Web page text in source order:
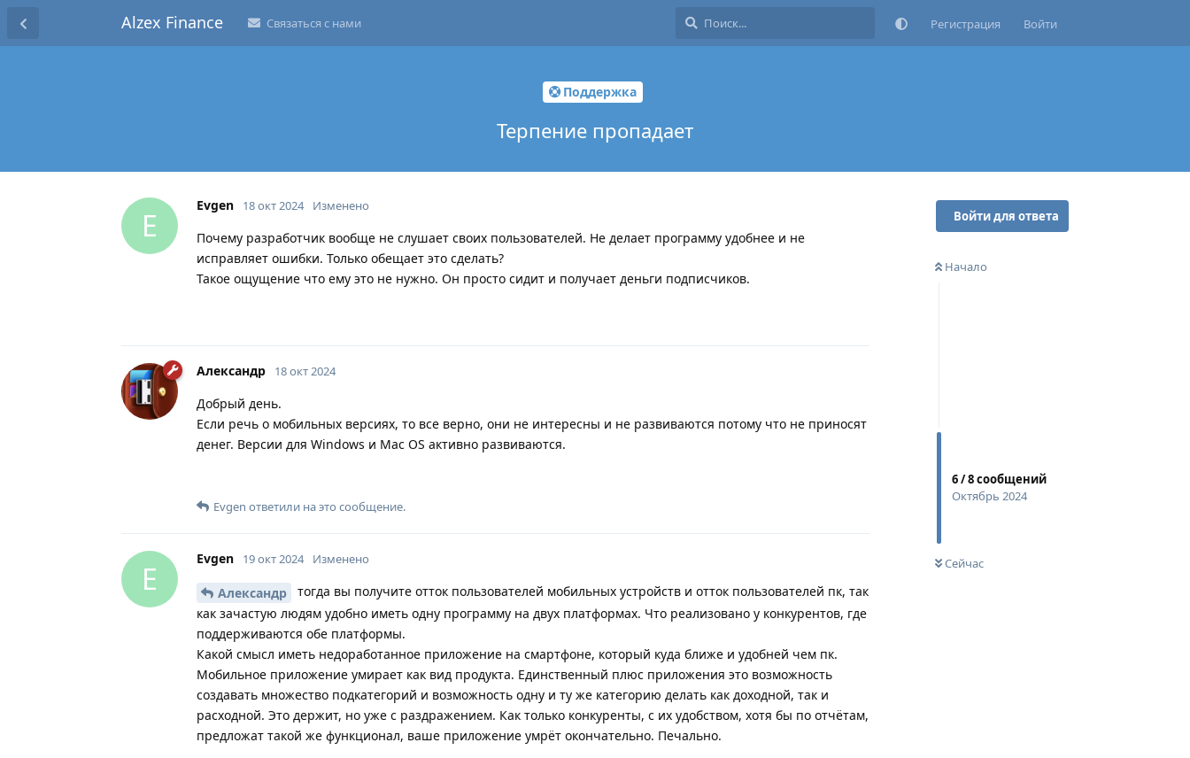
Alzex Finance Связаться с нами Регистрация Войти
Поддержка
Терпение пропадает
Войти для ответа
Начало
6/8сообщений
Октябрь 2024
Сейчас
E
Evgen 18 окт 2024 Изменено
Почему разработчик вообще не слушает своих пользователей. Не делает программу удобнее и не
исправляет ошибки. Только обещает это сделать?
Такое ощущение что ему это не нужно. Он просто сидит и получает деньги подписчиков.
Александр 18 окт 2024
Добрый день.
Если речь о мобильных версиях, то все верно, они не интересны и не развиваются потому что не приносят
денег. Версии для Windows и Mac OS активно развиваются.
Evgen ответили на это сообщение.
E
Evgen 19 окт 2024 Изменено
Александр
тогда вы получите отток пользователей мобильных устройств и отток пользователей пк, так
как зачастую людям удобно иметь одну программу на двух платформах. Что реализовано у конкурентов, где
поддерживаются обе платформы.
Какой смысл иметь недоработанное приложение на смартфоне, который куда ближе и удобней чем пк.
Мобильное приложение умирает как вид продукта. Единственный плюс приложения это возможность
создавать множество подкатегорий и возможность одну и ту же категорию делать как доходной, так и
расходной. Это держит, но уже с раздражением. Как только конкуренты, с их удобством, хотя бы по отчётам,
предложат такой же функционал, ваше приложение умрёт окончательно. Печально.